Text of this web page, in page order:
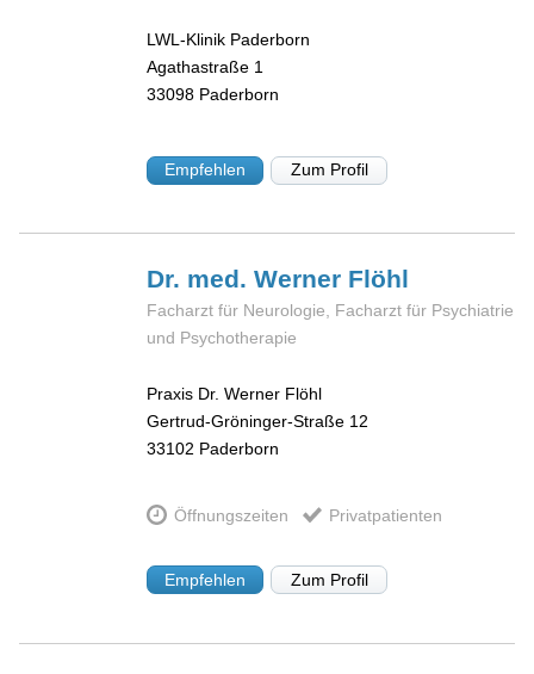
LWL-Klinik Paderborn
Agathastraße 1
33098 Paderborn
Empfehlen Zum Profil
Dr. med. Werner Flöhl
Facharzt für Neurologie, Facharzt für Psychiatrie
und Psychotherapie
Praxis Dr. Werner Flöhl
Gertrud-Gröninger-Straße 12
33102 Paderborn
Öffnungszeiten Privatpatienten
Empfehlen Zum Profil